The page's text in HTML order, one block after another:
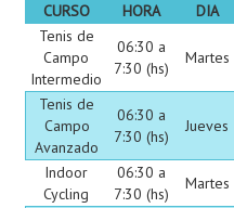
CURSO
HORA DIA
Tenis de
Campo
Intermedio
06:30 a
7:30 (hs)
Martes
Tenis de
Campo
Avanzado
06:30 a
7:30 (hs)
Jueves
Indoor
Cycling
06:30 a
7:30 (hs)
Martes
Tarifas
Grado